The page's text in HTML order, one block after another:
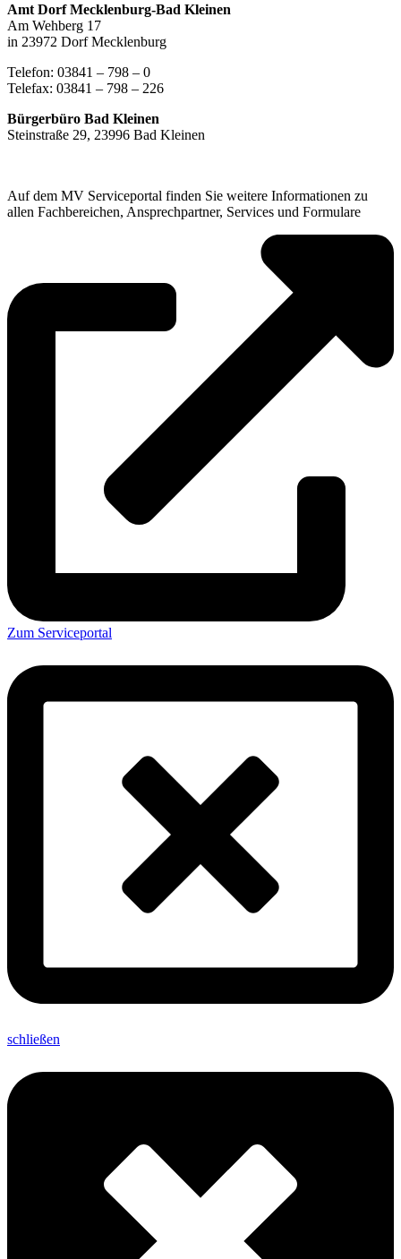
Amt Dorf Mecklenburg-Bad Kleinen
Am Wehberg 17
in 23972 Dorf Mecklenburg
Telefon: 03841 – 798 – 0
Telefax: 03841 – 798 – 226
Bürgerbüro Bad Kleinen
Steinstraße 29, 23996 Bad Kleinen
Auf dem MV Serviceportal finden Sie weitere Informationen zu
allen Fachbereichen, Ansprechpartner, Services und Formulare
Zum Serviceportal
schließen